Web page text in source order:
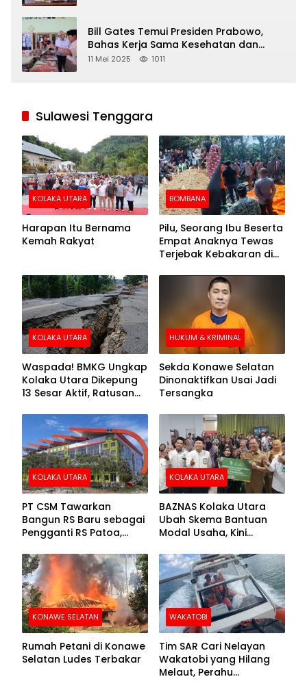
Bill Gates Temui Presiden Prabowo,
Bahas Kerja Sama Kesehatan dan
Program Makan Bergizi Gratis
11 Mei 2025 1011
Sulawesi Tenggara
KOLAKA UTARA
Harapan Itu Bernama
Kemah Rakyat
BOMBANA
Pilu, Seorang Ibu Beserta
Empat Anaknya Tewas
Terjebak Kebakaran di
KOLAKA UTARA
Waspada! BMKG Ungkap
Kolaka Utara Dikepung
13 Sesar Aktif, Ratusan
HUKUM & KRIMINAL
Sekda Konawe Selatan
Dinonaktifkan Usai Jadi
Tersangka
KOLAKA UTARA
PT CSM Tawarkan
Bangun RS Baru sebagai
Pengganti RS Patoa,
Kolut
KOLAKA UTARA
BAZNAS Kolaka Utara
Ubah Skema Bantuan
Modal Usaha, Kini
Barang Senilai Rp419,5
Juta
KONAWE SELATAN
Rumah Petani di Konawe
Selatan Ludes Terbakar
WAKATOBI
Tim SAR Cari Nelayan
Wakatobi yang Hilang
Melaut, Perahu